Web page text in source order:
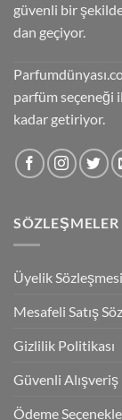
güvenli bir
dan geçiyor.
parfüm seçeneği
kadar getiriyor.
SÖZLEŞMELER
Üyelik Sözleşmesi
Mesafeli Satış
Gizlilik Politikası
Güvenli Alışveriş
Ödeme